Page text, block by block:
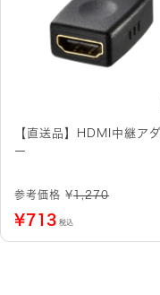
【直送品】HDMI中継ア
ー
参考価格 ¥1,270
¥713 税込